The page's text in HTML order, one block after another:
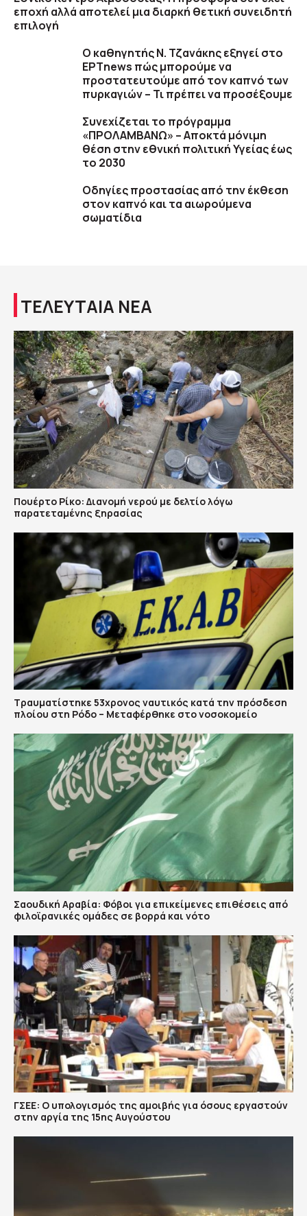
εποχή αλλά αποτελεί μια διαρκή θετική συνειδητή
επιλογή
Ο καθηγητής Ν. Τζανάκης εξηγεί στο
ΕΡΤnews πώς μπορούμε να
προστατευτούμε από τον καπνό των
πυρκαγιών – Τι πρέπει να προσέξουμε
Συνεχίζεται το πρόγραμμα
«ΠΡΟΛΑΜΒΑΝΩ» – Αποκτά μόνιμη
θέση στην εθνική πολιτική Υγείας έως
το 2030
Οδηγίες προστασίας από την έκθεση
στον καπνό και τα αιωρούμενα
σωματίδια
ΤΕΛΕΥΤΑΙΑ ΝΕΑ
Πουέρτο Ρίκο: Διανομή νερού με δελτίο λόγω
παρατεταμένης ξηρασίας
Τραυματίστηκε 53χρονος ναυτικός κατά την πρόσδεση
πλοίου στη Ρόδο – Μεταφέρθηκε στο νοσοκομείο
Σαουδική Αραβία: Φόβοι για επικείμενες επιθέσεις από
φιλοϊρανικές ομάδες σε βορρά και νότο
ΓΣΕΕ: Ο υπολογισμός της αμοιβής για όσους εργαστούν
στην αργία της 15ης Αυγούστου